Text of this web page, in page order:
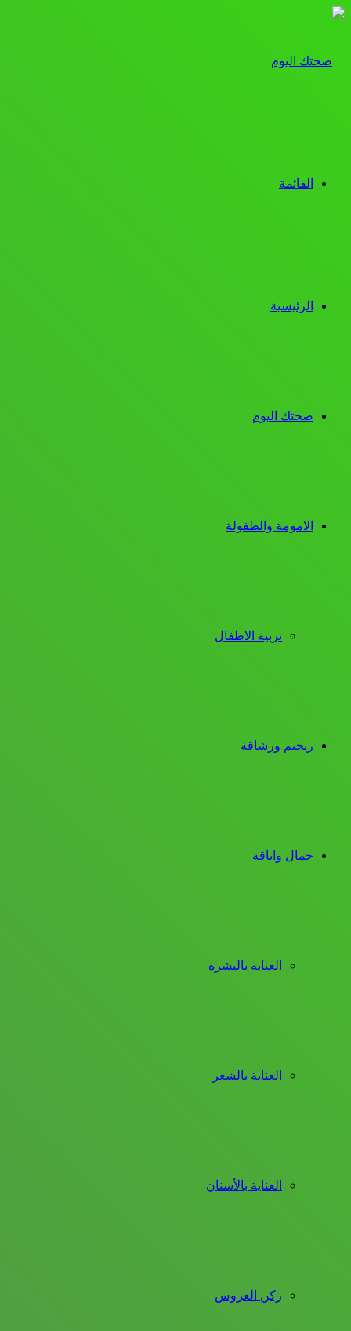
القائمة
الرئيسية
صحتك اليوم
الامومة والطفولة
تربية الاطفال
ريجيم ورشاقة
جمال واناقة
العناية بالبشرة
العناية بالشعر
العناية بالأسنان
ركن العروس